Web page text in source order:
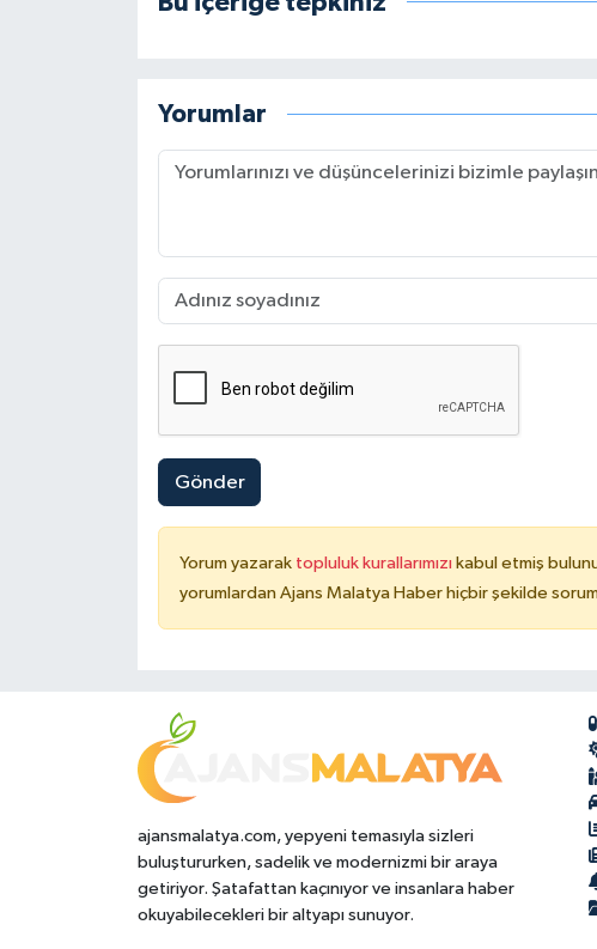
Yorumlar
Gönder
Yorum yazarak topluluk kurallarımızı kabul etmiş
yorumlardan Ajans Malatya Haber hiçbir şekilde
ajansmalatya.com, yepyeni temasıyla sizleri
buluştururken, sadelik ve modernizmi bir araya
getiriyor. Şatafattan kaçınıyor ve insanlara haber
okuyabilecekleri bir altyapı sunuyor.